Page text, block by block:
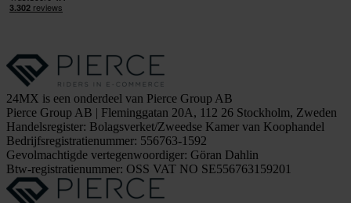
24MX is een onderdeel van Pierce Group AB
Pierce Group AB | Fleminggatan 20A, 112 26 Stockholm, Zweden
Handelsregister: Bolagsverket/Zweedse Kamer van Koophandel
Bedrijfsregistratienummer: 556763-1592
Gevolmachtigde vertegenwoordiger: Göran Dahlin
Btw-registratienummer: OSS VAT NO SE556763159201